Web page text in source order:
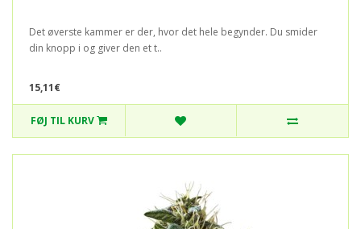
Det øverste kammer er der, hvor det hele begynder. Du smider
din knopp i og giver den et t..
15,11€
FØJ TIL KURV